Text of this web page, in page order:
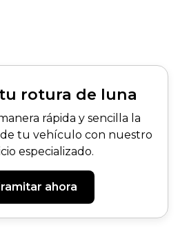
rotura de luna
rápida y sencilla la
tu vehículo con nuestro
especializado.
ahora